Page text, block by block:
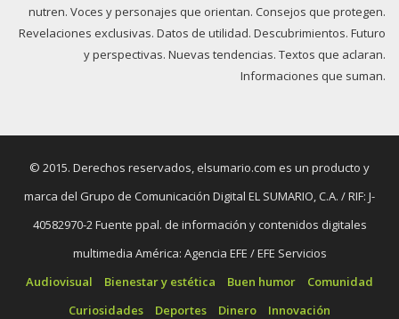
nutren. Voces y personajes que orientan. Consejos que protegen.
Revelaciones exclusivas. Datos de utilidad. Descubrimientos. Futuro
y perspectivas. Nuevas tendencias. Textos que aclaran.
Informaciones que suman.
© 2015. Derechos reservados, elsumario.com es un producto y
marca del Grupo de Comunicación Digital EL SUMARIO, C.A. / RIF: J-
40582970-2 Fuente ppal. de información y contenidos digitales
multimedia América: Agencia EFE / EFE Servicios
Audiovisual
Bienestar y estética Buen humor
Comunidad
Curiosidades
Deportes Dinero Innovación